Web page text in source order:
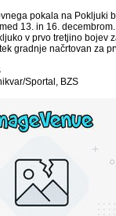
pokala na Pokljuki
13. in 16.
v prvo tretjino bojev
gradnje načrtovan za
Sportal, BZS